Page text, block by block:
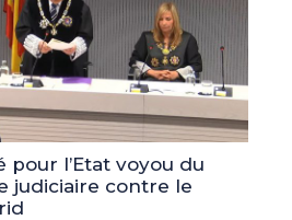
pour l’Etat voyou du
judiciaire contre le